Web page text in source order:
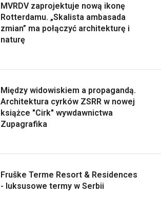
MVRDV zaprojektuje nową ikonę
Rotterdamu. „Skalista ambasada
zmian” ma połączyć architekturę i
naturę
Między widowiskiem a propagandą.
Architektura cyrków ZSRR w nowej
książce "Cirk" wywdawnictwa
Zupagrafika
Fruške Terme Resort & Residences
- luksusowe termy w Serbii